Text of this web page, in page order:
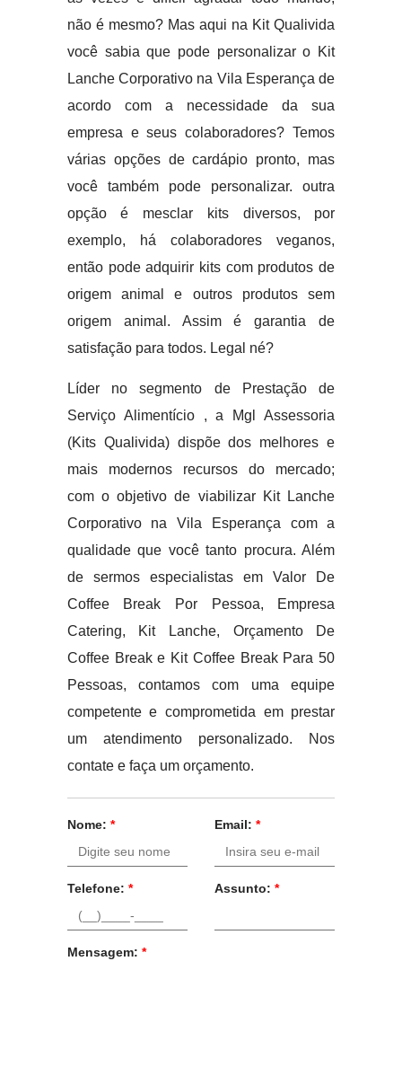
não é mesmo? Mas aqui na Kit Qualivida
você sabia que pode personalizar o Kit
Lanche Corporativo na Vila Esperança de
acordo com a necessidade da sua
empresa e seus colaboradores? Temos
várias opções de cardápio pronto, mas
você também pode personalizar. outra
opção é mesclar kits diversos, por
exemplo, há colaboradores veganos,
então pode adquirir kits com produtos de
origem animal e outros produtos sem
origem animal. Assim é garantia de
satisfação para todos. Legal né?
Líder no segmento de Prestação de
Serviço Alimentício , a Mgl Assessoria
(Kits Qualivida) dispõe dos melhores e
mais modernos recursos do mercado;
com o objetivo de viabilizar Kit Lanche
Corporativo na Vila Esperança com a
qualidade que você tanto procura. Além
de sermos especialistas em Valor De
Coffee Break Por Pessoa, Empresa
Catering, Kit Lanche, Orçamento De
Coffee Break e Kit Coffee Break Para 50
Pessoas, contamos com uma equipe
competente e comprometida em prestar
um atendimento personalizado. Nos
contate e faça um orçamento.
Nome: * Email: *
Telefone: * Assunto: *
Mensagem: *